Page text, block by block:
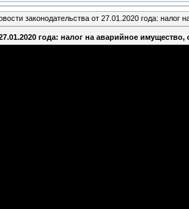
законодательства от 27.01.2020 года:
года: налог на аварийное